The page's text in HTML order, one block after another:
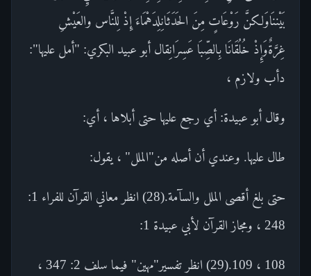
بَيْننَاوَلكنَّ رَوْعَاتٍ مِنَ الحَدَثَانِلِدَهْمَاءَ إِذْ لِلنَّاس والعَيْشِ
غِرَّةٌوَإِذْ خُلُقَانَا بِالصِّبَا عَسِرَانِقال أبو عبيد البكري: "أمل عليها":
دأب ولازم ،
وقال أبو عبيدة: أي رجع عليها حتى أبلاها ، أي:
طال عليها. وعندي أن أصله من"الملل" ، يقول:
حتى بلغ أقصى الملل والسآمة.(28) انظر معاني القرآن للفراء 1:
248 ، ومجاز القرآن لأبي عبيدة 1:
108 ، 109.(29) انظر تفسير"مهين" فيما سلف 2: 347 ،